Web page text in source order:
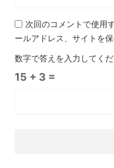
次回のコメントで使用
ールアドレス、サイトを保
数字で答えを入力してく
15 + 3 =